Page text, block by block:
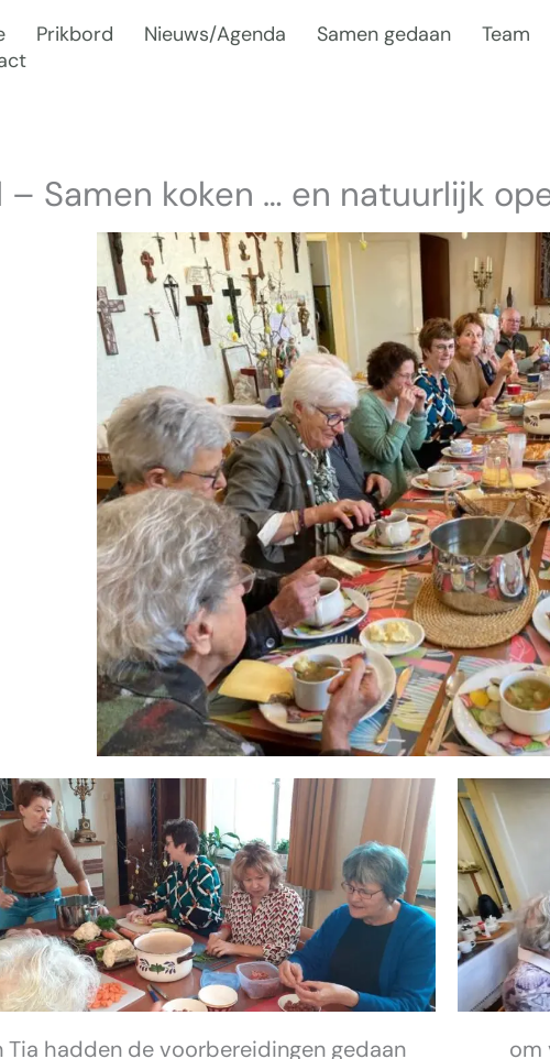
Prikbord Nieuws/Agenda Samen gedaan Team
– Samen koken … en natuurlijk
Tia hadden de voorbereidingen gedaan om